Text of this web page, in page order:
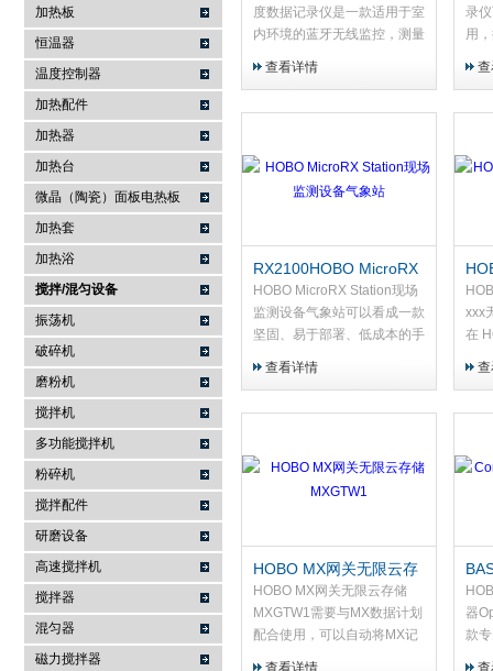
加热板
恒温器
温度控制器
加热配件
加热器
加热台
微晶（陶瓷）面板电热板
加热套
加热浴
搅拌/混匀设备
振荡机
破碎机
磨粉机
搅拌机
多功能搅拌机
粉碎机
搅拌配件
研磨设备
高速搅拌机
搅拌器
混匀器
磁力搅拌器
度数据记录仪是一款适用于室
内环境的蓝牙无线监控，测量
据至移动设备或 Windows 电
查看详情
录
用
RX2100HOBO MicroRX
Station现场监测设备气象
站
HOBO MicroRX Station现场
监测设备气象站可以看成一款
坚固、易于部署、低成本的手
的现场监测。可输入多达五个
查看详情
xxx
在
HOBO MX网关无限云存
储MXGTW1
HOBO MX网关无限云存储
MXGTW1需要与MX数据计划
配合使用，可以自动将MX记
查看详情
器
款